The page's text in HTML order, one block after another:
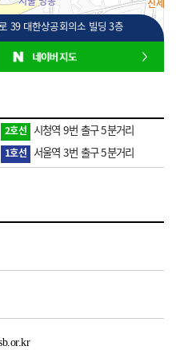
100m
39 대한상공회의소 빌딩 3층
2호선 시청역 9번 출구 5분거리
1호선 서울역 3번 출구 5분거리